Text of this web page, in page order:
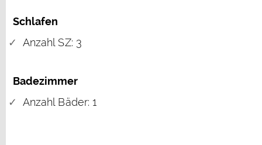
Schlafen
Anzahl SZ: 3
Badezimmer
Anzahl Bäder: 1